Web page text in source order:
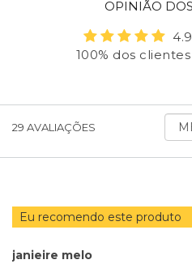
OPINIÃO
100% dos
29 AVALIAÇÕES
Eu recomendo este produto
janieire melo